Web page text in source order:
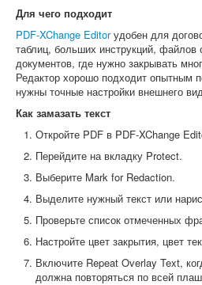
Для чего подходит
PDF-XChange Editorудобен для
таблиц, больших инструкций, файлов
документов, где нужно закрывать
Редактор хорошо подходит опытным
нужны точные настройки внешнего
Как замазать текст
Откройте PDF в PDF-XChange
Перейдите на вкладку Protect.
Выберите Mark for Redaction.
Выделите нужный текст или
Проверьте список отмеченных
Настройте цвет закрытия, цвет
Включите Repeat Overlay Text,
должна повторяться по всей